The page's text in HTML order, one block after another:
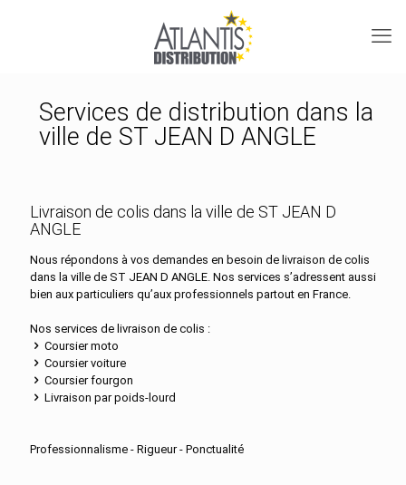
Services de distribution dans la
ville de ST JEAN D ANGLE
Livraison de colis dans la ville de ST JEAN D
ANGLE
Nous répondons à vos demandes en besoin de livraison de colis
dans la ville de ST JEAN D ANGLE. Nos services s’adressent aussi
bien aux particuliers qu’aux professionnels partout en France.
Nos services de livraison de colis :
Coursier moto
Coursier voiture
Coursier fourgon
Livraison par poids-lourd
Professionnalisme - Rigueur - Ponctualité